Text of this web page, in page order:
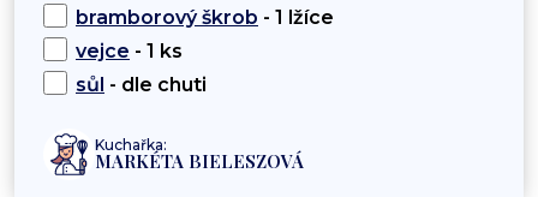
bramborový škrob - 1 lžíce
vejce - 1 ks
sůl - dle chuti
Kuchařka:
MARKÉTA BIELESZOVÁ